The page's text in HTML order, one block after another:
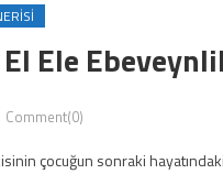
Ele
Comment(0)
çocuğun sonraki